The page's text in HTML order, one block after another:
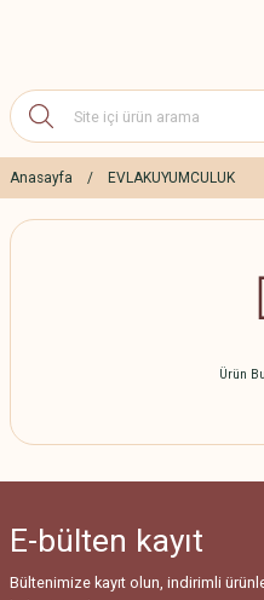
Anasayfa EVLAKUYUMCULUK
Ürün
E-bülten kayıt
Bültenimize kayıt olun, indirimli